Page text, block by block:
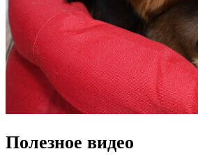
Полезное видео